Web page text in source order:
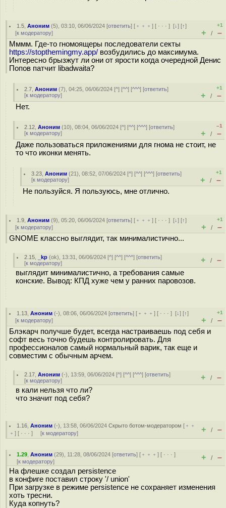
1.5 ,Аноним (5), 03:10, 06/06/2024 [ответить] [ ﹢﹢﹢] [ · · ·][↓] [↑]
[к модератору]
+1
+ / –
Мммм. Где-то гномоящеры последователи секты
https://stopthemingmy.app/ возбудились до максимума.
Интересно брызжут ли они от ярости когда очередной Денис
Попов патчит libadwaita?
2.7 ,Аноним (7), 04:25, 06/06/2024 [^] [^^] [^^^] [ответить]
[к модератору]
+1
+ / –
Нет.
2.12 ,Аноним (10), 08:04, 06/06/2024 [^] [^^] [^^^] [ответить]
[к модератору]
–1
+ / –
Даже пользоваться приложениями для гнома не стоит, не
то что иконки менять.
3.23 ,Аноним (21), 08:52, 07/06/2024 [^] [^^] [^^^] [ответить]
[к модератору]
+1
+ / –
Не пользуйся. Я пользуюсь, мне отлично.
1.9 ,Аноним (9), 05:20, 06/06/2024 [ответить] [ ﹢﹢﹢] [ · · ·][↓] [↑]
[к модератору]
+1
+ / –
GNOME классно выглядит, так минималистично...
2.15 _kp (ok), 13:31, 06/06/2024 [^] [^^] [^^^] [ответить]
[к модератору] + / –
выглядит минималистично, а требования самые
конские. Вывод: КПД хуже чем у ранних паровозов.
1.13 ,Аноним (-), 08:06, 06/06/2024 [ответить] [ ﹢﹢﹢] [ · · ·][↓] [↑]
[к модератору]
+1
+ / –
Блэкарч получше будет, всегда настраиваешь под себя и
софт весь точно будешь контролировать. Для
профессионалов самый нормальный варик, так еще и
совместим с обычным арчем.
2.17 ,Аноним (-), 13:59, 06/06/2024 [^] [^^] [^^^] [ответить]
[к модератору] + / –
в кали нельзя что ли?
что значит под себя?
1.16 ,Аноним (-), 13:58, 06/06/2024Скрыто ботом-модератором [ ﹢﹢
﹢ ] [ · · · ] [к модератору] + / –
1.29 ,Аноним (29), 11:28, 08/06/2024 [ответить] [ ﹢﹢﹢] [ · · ·]
[к модератору] + / –
На флешке создал persistence
в конфиге поставил строку '/ union'
При загрузке в режиме persistence не сохраняет изменения
хоть тресни.
Куда копнуть?